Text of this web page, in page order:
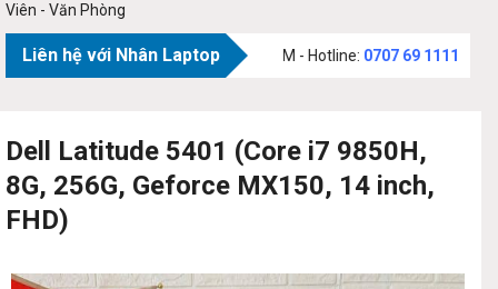
Viên - Văn Phòng
Liên hệ với Nhân Laptop
Văn Bạch, Phường Tân Sơn, TP.HCM - Hotline:0707 69 1111
Dell Latitude 5401 (Core i7 9850H,
8G, 256G, Geforce MX150, 14 inch,
FHD)